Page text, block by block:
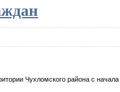
Чухломского района с